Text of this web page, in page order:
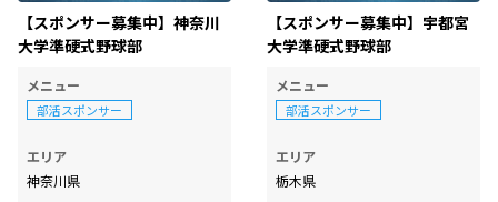
【スポンサー募集中】神奈川
大学準硬式野球部
メニュー
部活スポンサー
エリア
神奈川県
【スポンサー募集中】宇都宮
大学準硬式野球部
メニュー
部活スポンサー
エリア
栃木県